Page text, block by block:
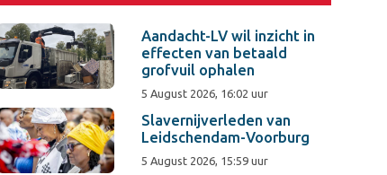
Aandacht-LV wil inzicht in
effecten van betaald
grofvuil ophalen
5 August 2026, 16:02 uur
Slavernijverleden van
Leidschendam-Voorburg
5 August 2026, 15:59 uur